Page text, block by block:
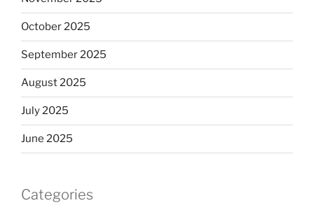
October 2025
September 2025
August 2025
July 2025
June 2025
Categories